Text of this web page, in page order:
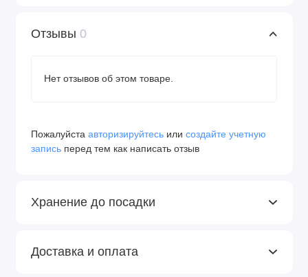
Отзывы 0
Нет отзывов об этом товаре.
Пожалуйста авторизируйтесь или создайте учетную
запись перед тем как написать отзыв
Хранение до посадки
Доставка и оплата